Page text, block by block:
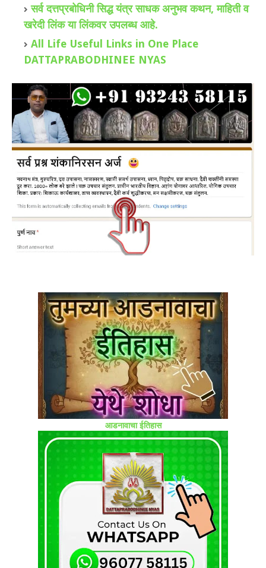
सर्व दत्तप्रबोधिनी सिद्ध यंत्र साधक अनुभव कथन, माहिती व
खरेदी लिंक या लिंकवर उपलब्ध आहे.
All Life Useful Links in One Place
DATTAPRABODHINEE NYAS
आडनावाचा ईतिहास